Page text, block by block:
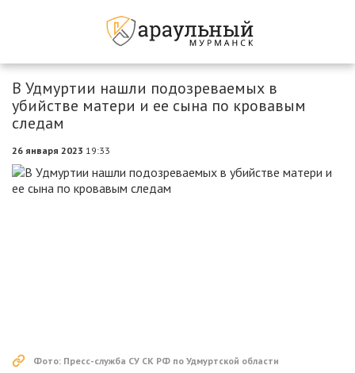
В Удмуртии нашли подозреваемых в
убийстве матери и ее сына по кровавым
следам
26 января 2023 19:33
Фото: Пресс-служба СУ СК РФ по Удмуртской области